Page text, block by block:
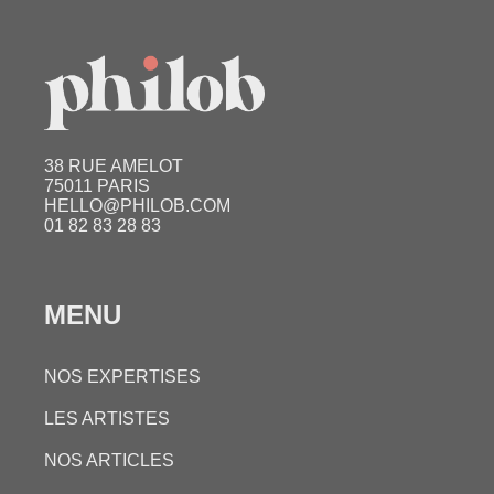
38 RUE AMELOT
75011 PARIS
HELLO@PHILOB.COM
01 82 83 28 83
MENU
NOS EXPERTISES
LES ARTISTES
NOS ARTICLES